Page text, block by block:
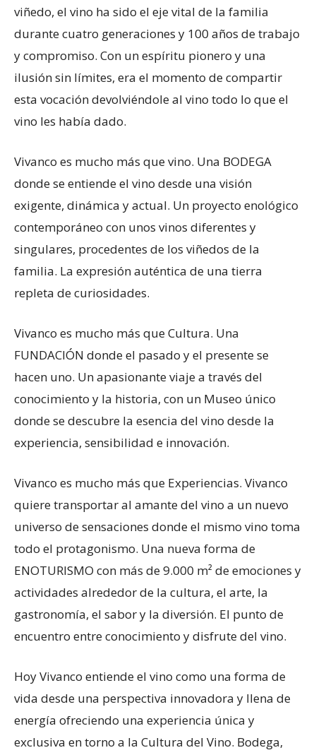
viñedo, el vino ha sido el eje vital de la familia
durante cuatro generaciones y 100 años de trabajo
y compromiso. Con un espíritu pionero y una
ilusión sin límites, era el momento de compartir
esta vocación devolviéndole al vino todo lo que el
vino les había dado.
Vivanco es mucho más que vino. Una BODEGA
donde se entiende el vino desde una visión
exigente, dinámica y actual. Un proyecto enológico
contemporáneo con unos vinos diferentes y
singulares, procedentes de los viñedos de la
familia. La expresión auténtica de una tierra
repleta de curiosidades.
Vivanco es mucho más que Cultura. Una
FUNDACIÓN donde el pasado y el presente se
hacen uno. Un apasionante viaje a través del
conocimiento y la historia, con un Museo único
donde se descubre la esencia del vino desde la
experiencia, sensibilidad e innovación.
Vivanco es mucho más que Experiencias. Vivanco
quiere transportar al amante del vino a un nuevo
universo de sensaciones donde el mismo vino toma
todo el protagonismo. Una nueva forma de
ENOTURISMO con más de 9.000 m² de emociones y
actividades alrededor de la cultura, el arte, la
gastronomía, el sabor y la diversión. El punto de
encuentro entre conocimiento y disfrute del vino.
Hoy Vivanco entiende el vino como una forma de
vida desde una perspectiva innovadora y llena de
energía ofreciendo una experiencia única y
exclusiva en torno a la Cultura del Vino. Bodega,